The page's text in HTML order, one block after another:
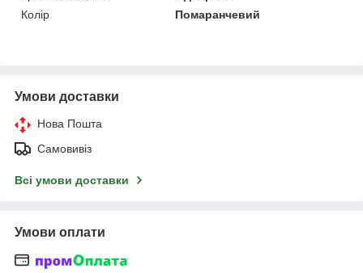
Колір
Помаранчевий
Умови доставки
Нова Пошта
Самовивіз
Всі умови доставки
Умови оплати